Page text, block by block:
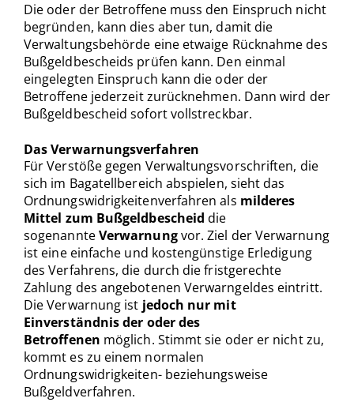
Die oder der Betroffene muss den Einspruch nicht
begründen, kann dies aber tun, damit die
Verwaltungsbehörde eine etwaige Rücknahme des
Bußgeldbescheids prüfen kann. Den einmal
eingelegten Einspruch kann die oder der
Betroffene jederzeit zurücknehmen. Dann wird der
Bußgeldbescheid sofort vollstreckbar.
Das Verwarnungsverfahren
Für Verstöße gegen Verwaltungsvorschriften, die
sich im Bagatellbereich abspielen, sieht das
Ordnungswidrigkeitenverfahren als milderes
Mittel zum Bußgeldbescheid die
sogenannteVerwarnungvor. Ziel der Verwarnung
ist eine einfache und kostengünstige Erledigung
des Verfahrens, die durch die fristgerechte
Zahlung des angebotenen Verwarngeldes eintritt.
Die Verwarnung ist jedoch nur mit
Einverständnis der oder des
Betroffenen möglich. Stimmt sie oder er nicht zu,
kommt es zu einem normalen
Ordnungswidrigkeiten- beziehungsweise
Bußgeldverfahren.